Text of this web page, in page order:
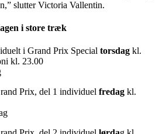
slutter Victoria Vallentin.
i store træk
i Grand Prix Special torsdag kl.
kl. 23.00
Prix, del 1 individuel fredag kl.